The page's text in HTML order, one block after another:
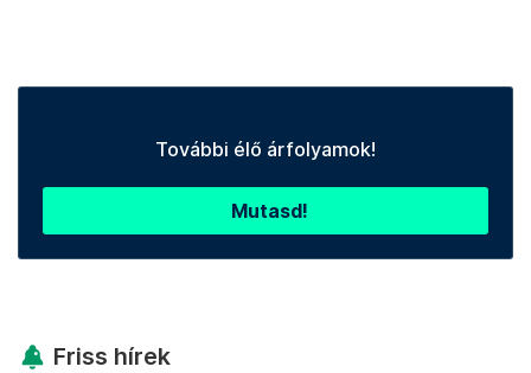
További élő árfolyamok!
Mutasd!
Friss hírek